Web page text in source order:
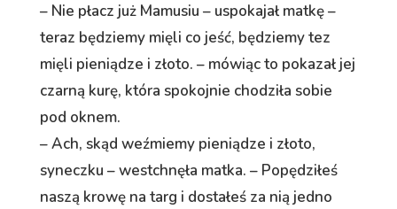
– Nie płacz już Mamusiu – uspokajał matkę –
teraz będziemy mięli co jeść, będziemy tez
mięli pieniądze i złoto. – mówiąc to pokazał jej
czarną kurę, która spokojnie chodziła sobie
pod oknem.
– Ach, skąd weźmiemy pieniądze i złoto,
syneczku – westchnęła matka. – Popędziłeś
naszą krowę na targ i dostałeś za nią jedno